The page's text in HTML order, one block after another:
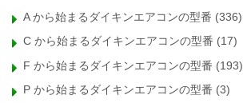
A から始まるダイキンエアコンの型番 (336)
C から始まるダイキンエアコンの型番 (17)
F から始まるダイキンエアコンの型番 (193)
P から始まるダイキンエアコンの型番 (3)